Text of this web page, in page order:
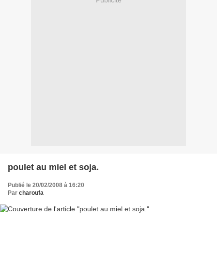
poulet au miel et soja.
Publié le 20/02/2008 à 16:20
Par charoufa